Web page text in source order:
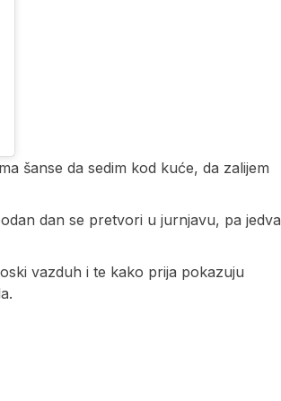
šanse da sedim kod kuće, da zalijem
dan se pretvori u jurnjavu, pa jedva
vazduh i te kako prija pokazuju